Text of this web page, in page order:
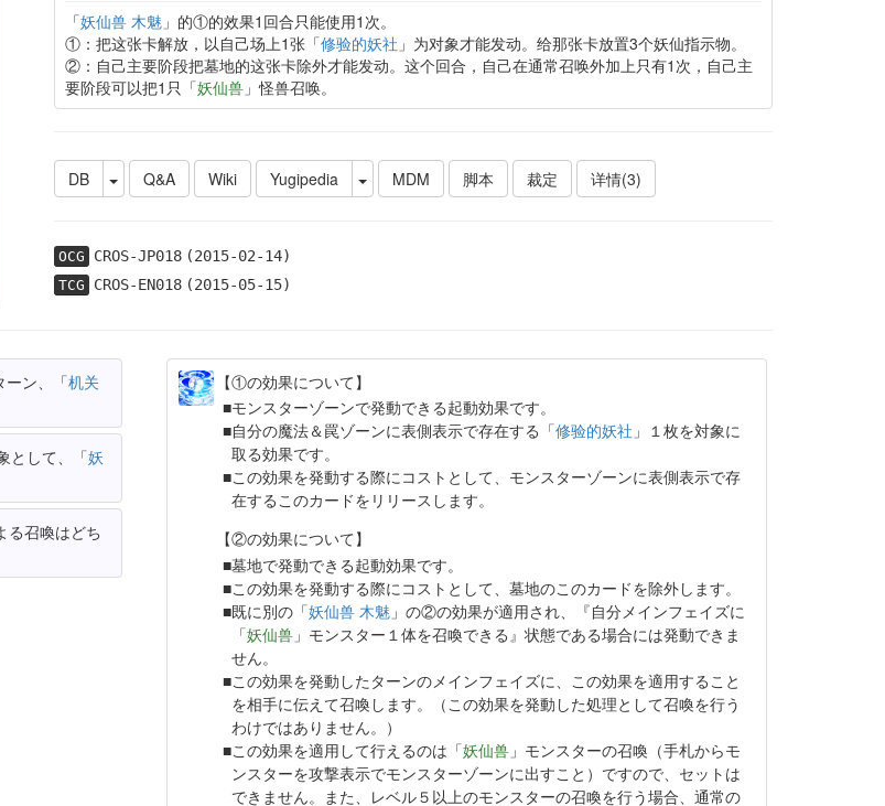
「妖仙兽 木魅 」的①的效果1回合只能使用1次。
①：把这张卡解放，以自己场上1张「修验的妖社 」为对象才能发动。给那张卡放置3个妖仙指示物。
②：自己主要阶段把墓地的这张卡除外才能发动。这个回合，自己在通常召唤外加上只有1次，自己主
要阶段可以把1只「妖仙兽 」怪兽召唤。
DB Q&A Wiki Yugipedia MDM 脚本 裁定 详情(3)
OCG CROS-JP018(2015-02-14)
TCG CROS-EN018(2015-05-15)
ーン、「机关
として、「妖
る召喚はどち
【①の効果について】
モンスターゾーンで発動できる起動効果です。
自分の魔法＆罠ゾーンに表側表示で存在する「修验的妖社 」１枚を対象に
取る効果です。
この効果を発動する際にコストとして、モンスターゾーンに表側表示で存
在するこのカードをリリースします。
【②の効果について】
墓地で発動できる起動効果です。
この効果を発動する際にコストとして、墓地のこのカードを除外します。
既に別の「妖仙兽 木魅 」の②の効果が適用され、『自分メインフェイズに
「妖仙兽 」モンスター１体を召喚できる』状態である場合には発動できま
せん。
この効果を発動したターンのメインフェイズに、この効果を適用すること
を相手に伝えて召喚します。（この効果を発動した処理として召喚を行う
わけではありません。）
この効果を適用して行えるのは「妖仙兽 」モンスターの召喚（手札からモ
ンスターを攻撃表示でモンスターゾーンに出すこと）ですので、セットは
できません。また、レベル５以上のモンスターの召喚を行う場合、通常の